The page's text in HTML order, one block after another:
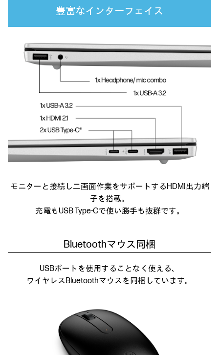
豊富なインターフェイス
モニターと接続し二画面作業をサポートするHDMI出力端
子を搭載。
充電もUSB Type-Cで使い勝手も抜群です。
Bluetoothマウス同梱
USBポートを使用することなく使える、
ワイヤレスBluetoothマウスを同梱しています。